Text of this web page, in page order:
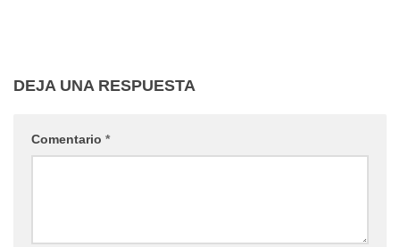
DEJA UNA RESPUESTA
Comentario *